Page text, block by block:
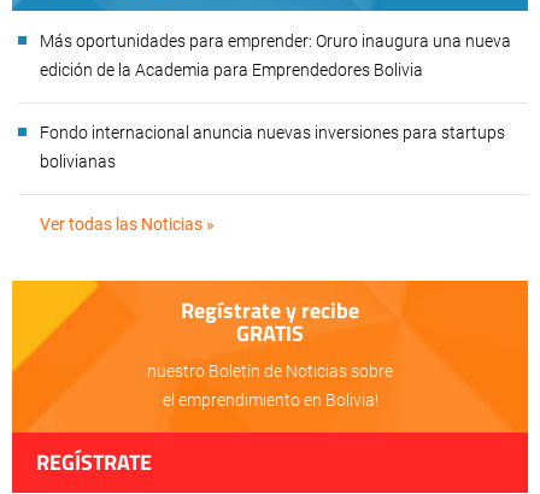
Más oportunidades para emprender: Oruro inaugura una nueva
edición de la Academia para Emprendedores Bolivia
Fondo internacional anuncia nuevas inversiones para startups
bolivianas
Ver todas las Noticias »
Regístrate y recibe
GRATIS
nuestro Boletín de Noticias sobre
el emprendimiento en Bolivia!
REGÍSTRATE